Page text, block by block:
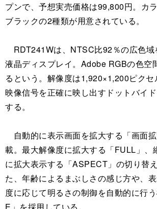
プンで、予想実売価格は99,800円。カ
ブラックの2種類が用意されている。
RDT241Wは、NTSC比92％の広色域
液晶ディスプレイ。Adobe RGBの色空
るという。解像度は1,920×1,200ピクセ
映像信号を正確に映し出すドットバイ
する。
自動的に表示画面を拡大する「画面
載。最大解像度に拡大する「FULL」、
に拡大表示する「ASPECT」の切り替
た、年齢によるまぶしさの感じ方や、
度に応じて明るさの制御を自動的に行